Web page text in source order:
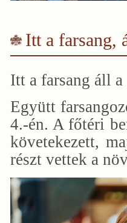
Itt a farsang,
Itt a farsang áll
Együtt
4.-én. A főtéri
követekezett,
részt vettek a